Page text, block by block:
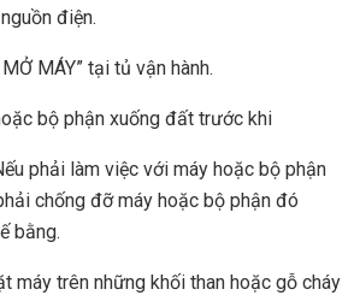
điện.
MÁY” tại tủ vận hành.
bộ phận xuống đất trước khi
phải làm việc với máy hoặc bộ phận
chống đỡ máy hoặc bộ phận đó
bằng.
máy trên những khối than hoặc gỗ cháy